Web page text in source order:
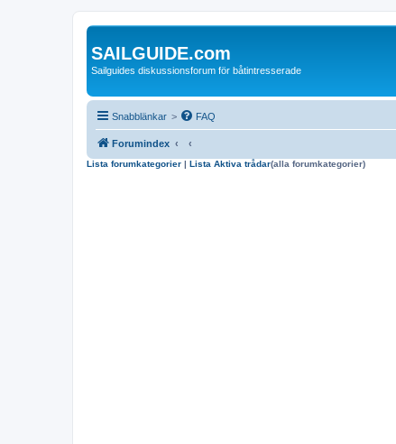
SAILGUIDE.com
Sailguides diskussionsforum för båtintresserade
Snabblänkar > FAQ
Forumindex
Lista forumkategorier | Lista Aktiva trådar(alla forumkategorier)